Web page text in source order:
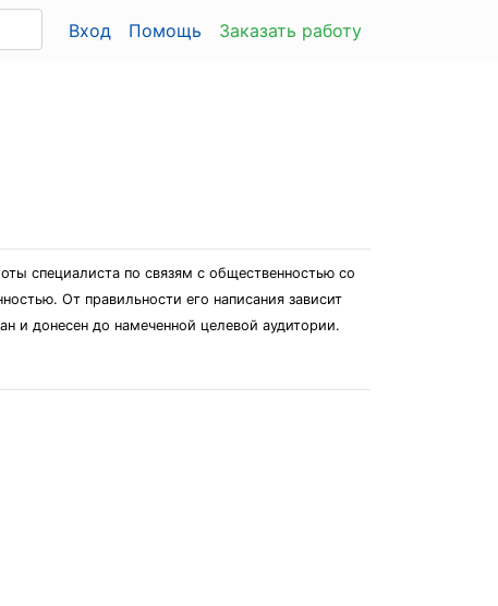
Вход Помощь Заказать работу
специалиста по связям с общественностью со
От правильности его написания зависит
и донесен до намеченной целевой аудитории.